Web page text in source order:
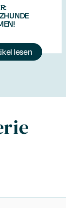
lesen